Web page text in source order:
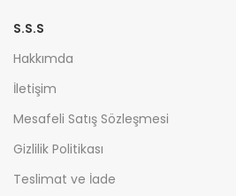
S.S.S
Hakkımda
İletişim
Mesafeli Satış Sözleşmesi
Gizlilik Politikası
Teslimat ve İade